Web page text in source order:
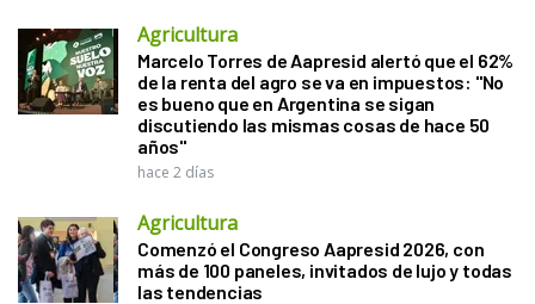
Agricultura
Marcelo Torres de Aapresid alertó que el 62%
de la renta del agro se va en impuestos: "No
es bueno que en Argentina se sigan
discutiendo las mismas cosas de hace 50
años"
hace 2 días
Agricultura
Comenzó el Congreso Aapresid 2026, con
más de 100 paneles, invitados de lujo y todas
las tendencias